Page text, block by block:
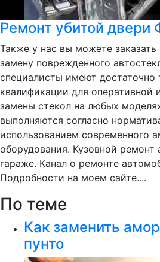
Ремонт убитой двери
Также у нас вы можете
замену поврежденного
специалисты имеют достаточно
квалификации для оперативной
замены стекол на любых
выполняются согласно
использованием современного
оборудования. Кузовной ремонт
гараже. Канал о ремонте
Подробности на моем сайте....
По теме
Как заменить
пунто